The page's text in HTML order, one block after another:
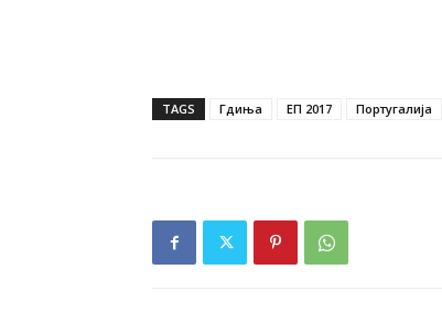
TAGS Гдиња ЕП 2017 Португалија